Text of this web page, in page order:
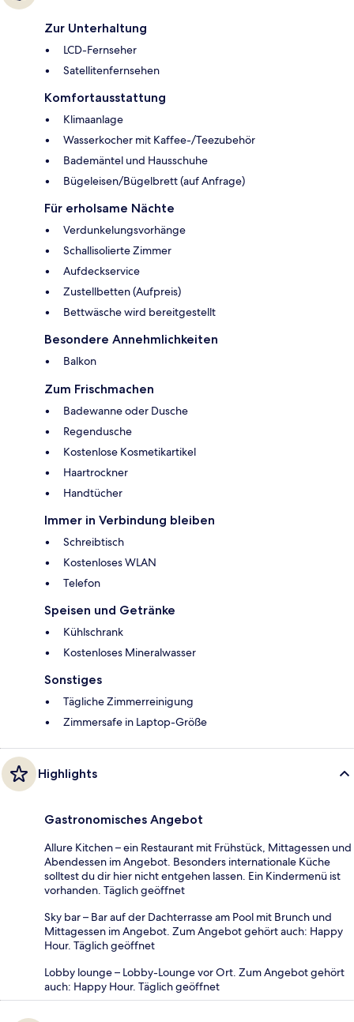
Zur Unterhaltung
LCD-Fernseher
Satellitenfernsehen
Komfortausstattung
Klimaanlage
Wasserkocher mit Kaffee-/Teezubehör
Bademäntel und Hausschuhe
Bügeleisen/Bügelbrett (auf Anfrage)
Für erholsame Nächte
Verdunkelungsvorhänge
Schallisolierte Zimmer
Aufdeckservice
Zustellbetten (Aufpreis)
Bettwäsche wird bereitgestellt
Besondere Annehmlichkeiten
Balkon
Zum Frischmachen
Badewanne oder Dusche
Regendusche
Kostenlose Kosmetikartikel
Haartrockner
Handtücher
Immer in Verbindung bleiben
Schreibtisch
Kostenloses WLAN
Telefon
Speisen und Getränke
Kühlschrank
Kostenloses Mineralwasser
Sonstiges
Tägliche Zimmerreinigung
Zimmersafe in Laptop-Größe
Highlights
Gastronomisches Angebot
Allure Kitchen – ein Restaurant mit Frühstück, Mittagessen und
Abendessen im Angebot. Besonders internationale Küche
solltest du dir hier nicht entgehen lassen. Ein Kindermenü ist
vorhanden. Täglich geöffnet
Sky bar – Bar auf der Dachterrasse am Pool mit Brunch und
Mittagessen im Angebot. Zum Angebot gehört auch: Happy
Hour. Täglich geöffnet
Lobby lounge – Lobby-Lounge vor Ort. Zum Angebot gehört
auch: Happy Hour. Täglich geöffnet